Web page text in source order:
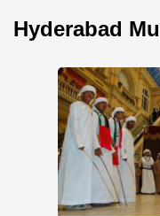
Hyderabad